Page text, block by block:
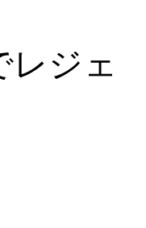
レジェ